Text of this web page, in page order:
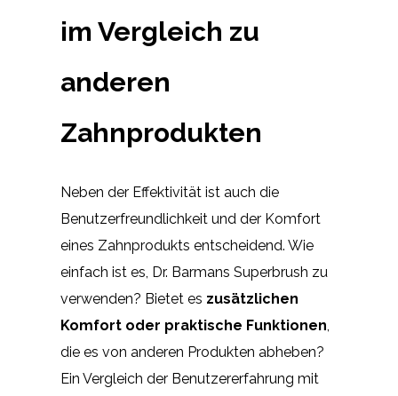
im Vergleich zu
anderen
Zahnprodukten
Neben der Effektivität ist auch die
Benutzerfreundlichkeit und der Komfort
eines Zahnprodukts entscheidend. Wie
einfach ist es, Dr. Barmans Superbrush zu
verwenden? Bietet es zusätzlichen
Komfort oder praktische Funktionen,
die es von anderen Produkten abheben?
Ein Vergleich der Benutzererfahrung mit